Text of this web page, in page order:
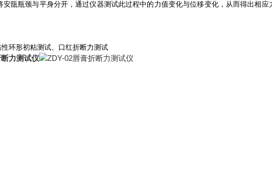
瓿瓶颈与平身分开，通过仪器测试此过程中的力值变化与位移变化，从而得出相应
环形初粘测试、口红折断力测试
力测试仪